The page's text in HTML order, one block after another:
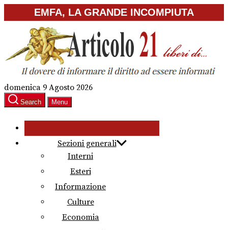
to
content
EMFA, LA GRANDE INCOMPIUTA
domenica 9 Agosto 2026
Search Menu
Sezioni generali
Interni
Esteri
Informazione
Culture
Economia